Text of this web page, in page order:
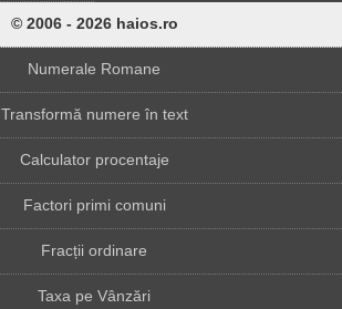
© 2006 - 2026 haios.ro
Numerale Romane
Transformă numere în text
Calculator procentaje
Factori primi comuni
Fracții ordinare
Taxa pe Vânzări